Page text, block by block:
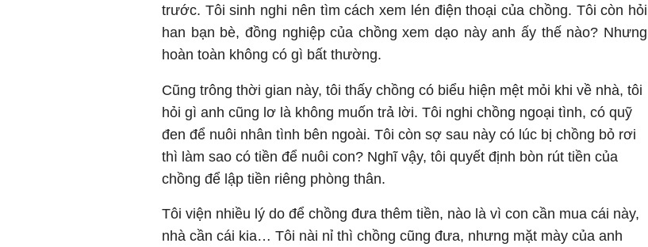
trước. Tôi sinh nghi nên tìm cách xem lén điện thoại của chồng. Tôi còn hỏi
han bạn bè, đồng nghiệp của chồng xem dạo này anh ấy thế nào? Nhưng
hoàn toàn không có gì bất thường.
Cũng trông thời gian này, tôi thấy chồng có biểu hiện mệt mỏi khi về nhà, tôi
hỏi gì anh cũng lơ là không muốn trả lời. Tôi nghi chồng ngoại tình, có quỹ
đen để nuôi nhân tình bên ngoài. Tôi còn sợ sau này có lúc bị chồng bỏ rơi
thì làm sao có tiền để nuôi con? Nghĩ vậy, tôi quyết định bòn rút tiền của
chồng để lập tiền riêng phòng thân.
Tôi viện nhiều lý do để chồng đưa thêm tiền, nào là vì con cần mua cái này,
nhà cần cái kia… Tôi nài nỉ thì chồng cũng đưa, nhưng mặt mày của anh